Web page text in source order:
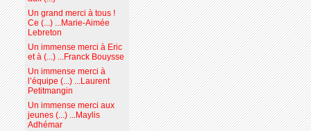
Un grand merci à tous !
Ce (...) ...Marie-Aimée
Lebreton
Un immense merci à Eric
et à (...) ...Franck Bouysse
Un immense merci à
l’équipe (...) ...Laurent
Petitmangin
Un immense merci aux
jeunes (...) ...Maylis
Adhémar